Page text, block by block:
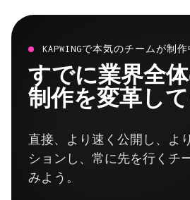
KAPWINGで本気のチームが制作
すでに業界全
制作を変革し
直接、より速く公開し、よ
ションし、常に先を行くチ
みよう。